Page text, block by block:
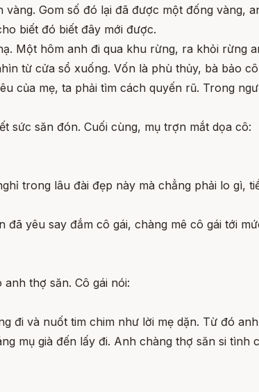
Gom số đó lại đã được một đống vàng,
biết đó biết đây mới được.
Một hôm anh đi qua khu rừng, ra khỏi rừng
từ cửa sổ xuống. Vốn là phù thủy, bà bảo cô
của mẹ, ta phải tìm cách quyến rũ. Trong
sức săn đón. Cuối cùng, mụ trợn mắt dọa cô:
trong lâu đài đẹp này mà chẳng phải lo gì,
yêu say đắm cô gái, chàng mê cô gái tới
thợ săn. Cô gái nói:
đi và nuốt tim chim như lời mẹ dặn. Từ đó
mụ già đến lấy đi. Anh chàng thợ săn si tình